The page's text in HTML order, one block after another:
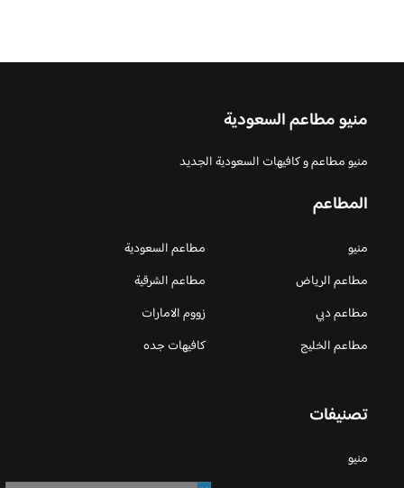
منيو مطاعم السعودية
منيو مطاعم و كافيهات السعودية الجديد
المطاعم
منيو
مطاعم السعودية
مطاعم الرياض
مطاعم الشرقية
مطاعم دبي
زووم الامارات
مطاعم الخليج
كافيهات جده
تصنيفات
منيو